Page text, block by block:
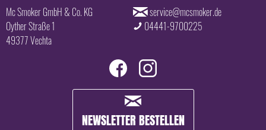
Mc Smoker GmbH & Co. KG
Oyther Straße 1
49377 Vechta
service@mcsmoker.de
04441-9700225
NEWSLETTER BESTELLEN